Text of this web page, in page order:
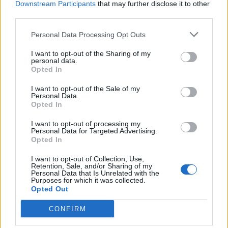
Downstream Participants that may further disclose it to other
Personal Data Processing Opt Outs
I want to opt-out of the Sharing of my
personal data.
Opted In
I want to opt-out of the Sale of my
Personal Data.
Opted In
I want to opt-out of processing my
Personal Data for Targeted Advertising.
Opted In
I want to opt-out of Collection, Use,
Retention, Sale, and/or Sharing of my
Personal Data that Is Unrelated with the
Purposes for which it was collected.
Opted Out
CONFIRM
PepeA3
Publicado28 de Mayo del 2004
lo mejor, demostración <_<
Responder
Dangy 33
Publicado
Muchas gracias, pero por casualidad no tendreis una foto de la
palanca para hacerme una idea?? :o <_<
Responder